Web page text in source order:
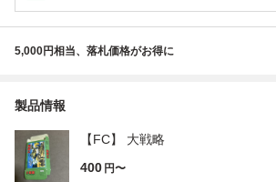
5,000円相当、落札価格がお得に
製品情報
【FC】 大戦略
400 円〜